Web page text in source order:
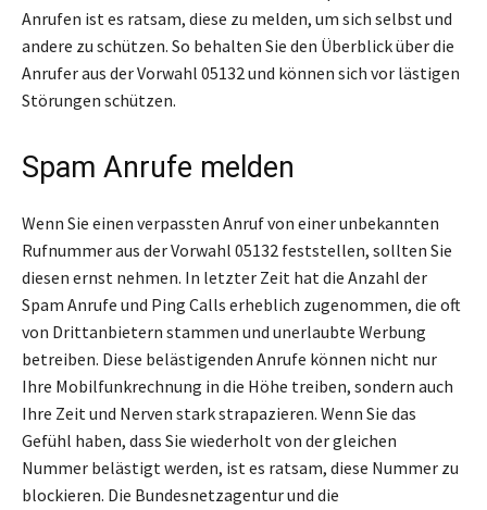
Anrufen ist es ratsam, diese zu melden, um sich selbst und
andere zu schützen. So behalten Sie den Überblick über die
Anrufer aus der Vorwahl 05132 und können sich vor lästigen
Störungen schützen.
Spam Anrufe melden
Wenn Sie einen verpassten Anruf von einer unbekannten
Rufnummer aus der Vorwahl 05132 feststellen, sollten Sie
diesen ernst nehmen. In letzter Zeit hat die Anzahl der
Spam Anrufe und Ping Calls erheblich zugenommen, die oft
von Drittanbietern stammen und unerlaubte Werbung
betreiben. Diese belästigenden Anrufe können nicht nur
Ihre Mobilfunkrechnung in die Höhe treiben, sondern auch
Ihre Zeit und Nerven stark strapazieren. Wenn Sie das
Gefühl haben, dass Sie wiederholt von der gleichen
Nummer belästigt werden, ist es ratsam, diese Nummer zu
blockieren. Die Bundesnetzagentur und die